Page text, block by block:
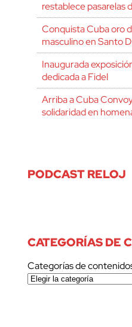
restablece pasarelas
Conquista Cuba oro
masculino en Santo
Inaugurada
dedicada a Fidel
Arriba a Cuba
solidaridad en
PODCAST RELOJ
CATEGORÍAS DE
Categorías de